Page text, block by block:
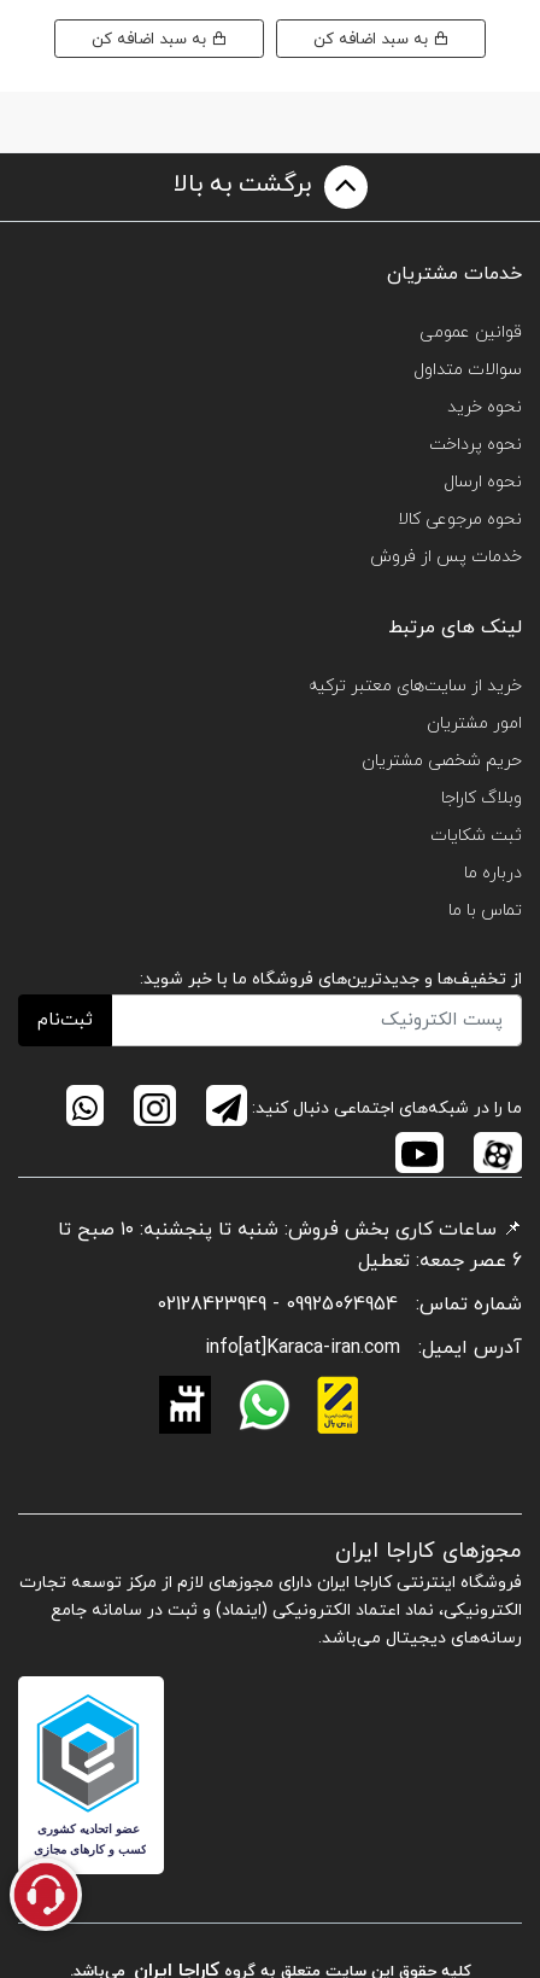
برگشت به بالا
خدمات مشتریان
قوانین عمومی
سوالات متداول
نحوه خرید
نحوه پرداخت
نحوه ارسال
نحوه مرجوعی کالا
خدمات پس از فروش
لینک های مرتبط
خرید از سایت‌های معتبر ترکیه
امور مشتریان
حریم شخصی مشتریان
وبلاگ کاراجا
ثبت شکایات
درباره ما
تماس با ما
از تخفیف‌ها و جدیدترین‌های فروشگاه ما با خبر شوید:
ثبت‌نام
ما را در شبکه‌های اجتماعی دنبال کنید:
📌 ساعات کاری بخش فروش: شنبه تا پنجشنبه: ۱۰ صبح تا
6 عصر جمعه: تعطیل
شماره تماس:
09925064954 - 02128423949
آدرس ایمیل:
info[at]Karaca-iran.com
مجوزهای کاراجا ایران
فروشگاه اینترنتی کاراجا ایران دارای مجوزهای لازم از مرکز توسعه تجارت
الکترونیکی، نماد اعتماد الکترونیکی (اینماد) و ثبت در سامانه جامع
رسانه‌های دیجیتال می‌باشد.
کلیه حقوق این سایت متعلق به گروه کاراجا ایران می‌باشد.